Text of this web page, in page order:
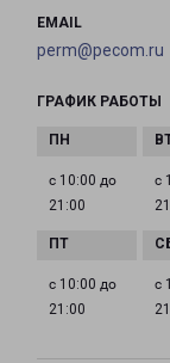
EMAIL
perm@pecom.ru
ГРАФИК РАБОТЫ
с 10:00 до
21:00
с
с 10:00 до
21:00
с